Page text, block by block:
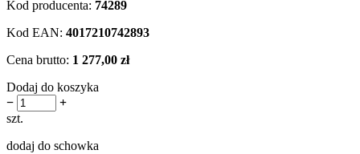
Kod producenta: 74289
Kod EAN: 4017210742893
Cena brutto: 1 277,00 zł
Dodaj do koszyka
−
+
szt.
dodaj do schowka